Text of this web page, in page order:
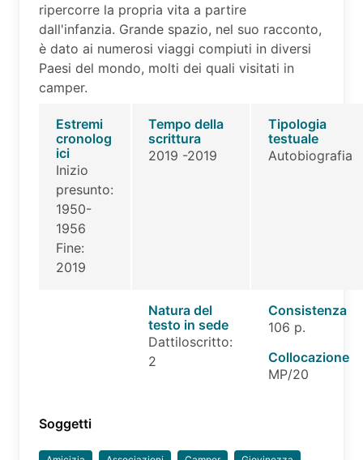
ripercorre la propria vita a partire
dall'infanzia. Grande spazio, nel suo racconto,
è dato ai numerosi viaggi compiuti in diversi
Paesi del mondo, molti dei quali visitati in
camper.
Estremi
cronolog
ici
Inizio
presunto:
1950-
1956
Fine:
2019
Tempo della
scrittura
2019 -2019
Tipologia
testuale
Autobiografia
Natura del
testo in sede
Dattiloscritto:
2
Consistenza
106 p.
Collocazione
MP/20
Soggetti